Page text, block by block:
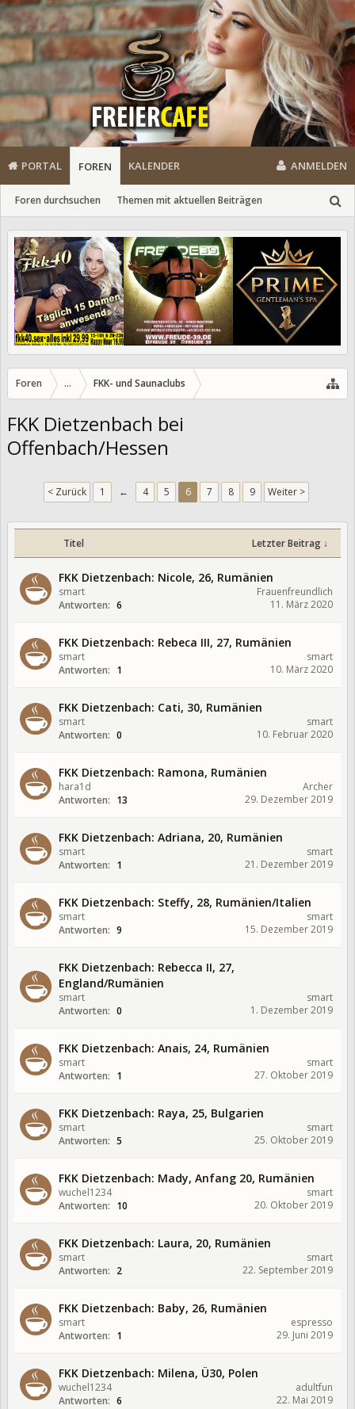
PORTAL FOREN
Foren durchsuchen Themen mit aktuellen Beiträgen
KALENDER ANMELDEN
Foren ... FKK- und Saunaclubs
FKK Dietzenbach bei
Offenbach/Hessen
< Zurück 1 ← 4 5 6 7 8 9 Weiter >
Titel Letzter Beitrag ↓
FKK Dietzenbach: Nicole, 26, Rumänien
smart
Frauenfreundlich
Antworten: 6 11. März 2020
FKK Dietzenbach: Rebeca III, 27, Rumänien
smart
smart
Antworten: 1 10. März 2020
FKK Dietzenbach: Cati, 30, Rumänien
smart
smart
Antworten: 0 10. Februar 2020
FKK Dietzenbach: Ramona, Rumänien
hara1d
Archer
Antworten: 13 29. Dezember 2019
FKK Dietzenbach: Adriana, 20, Rumänien
smart
smart
Antworten: 1 21. Dezember 2019
FKK Dietzenbach: Steffy, 28, Rumänien/Italien
smart
smart
Antworten: 9 15. Dezember 2019
FKK Dietzenbach: Rebecca II, 27,
England/Rumänien
smart
smart
Antworten: 0 1. Dezember 2019
FKK Dietzenbach: Anais, 24, Rumänien
smart
smart
Antworten: 1 27. Oktober 2019
FKK Dietzenbach: Raya, 25, Bulgarien
smart
smart
Antworten: 5 25. Oktober 2019
FKK Dietzenbach: Mady, Anfang 20, Rumänien
wuchel1234
smart
Antworten: 10 20. Oktober 2019
FKK Dietzenbach: Laura, 20, Rumänien
smart
smart
Antworten: 2 22. September 2019
FKK Dietzenbach: Baby, 26, Rumänien
smart
espresso
Antworten: 1 29. Juni 2019
FKK Dietzenbach: Milena, Ü30, Polen
wuchel1234
adultfun
Antworten: 6 22. Mai 2019